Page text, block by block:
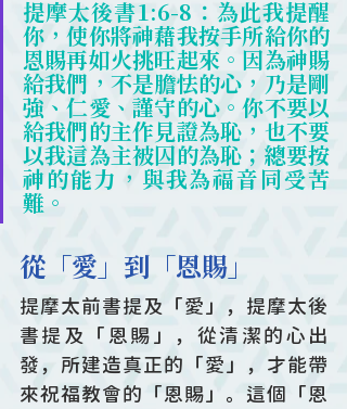
提摩太後書1:6-8：為此我提醒
你，使你將神藉我按手所給你的
恩賜再如火挑旺起來。因為神賜
給我們，不是膽怯的心，乃是剛
強、仁愛、謹守的心。你不要以
給我們的主作見證為恥，也不要
以我這為主被囚的為恥；總要按
神的能力，與我為福音同受苦
難。
從「愛」到「恩賜」
提摩太前書提及「愛」，提摩太後
書提及「恩賜」，從清潔的心出
發，所建造真正的「愛」，才能帶
來祝福教會的「恩賜」。這個「恩